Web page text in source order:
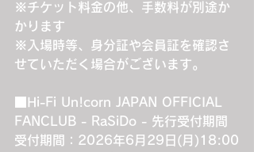
※チケット料金の他、手数料が別途か
かります
※入場時等、身分証や会員証を確認さ
せていただく場合がございます。
■Hi-Fi Un!corn JAPAN OFFICIAL
FANCLUB - RaSiDo - 先行受付期間
受付期間：2026年6月29日(月)18:00